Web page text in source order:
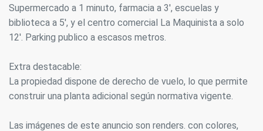
Supermercado a 1 minuto, farmacia a 3', escuelas y
biblioteca a 5', y el centro comercial La Maquinista a solo
12'. Parking publico a escasos metros.
Extra destacable:
La propiedad dispone de derecho de vuelo, lo que permite
construir una planta adicional según normativa vigente.
Las imágenes de este anuncio son renders. con colores,